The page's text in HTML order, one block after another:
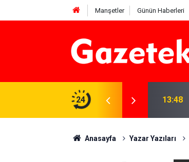
Manşetler Günün Haberleri
24
Beyaz Listeden aday 13:48
Anasayfa Yazar Yazıları